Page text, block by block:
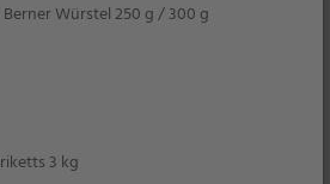
Berner Würstel 250 g / 300 g
3 kg